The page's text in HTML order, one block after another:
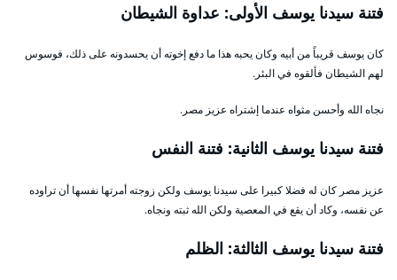
فتنة سيدنا يوسف الأولى: عداوة الشيطان
كان يوسف قريباً من أبيه وكان يحبه هذا ما دفع إخوته أن يحسدونه على ذلك، فوسوس
لهم الشيطان فألقوه في البئر.
نجاه الله وأحسن مثواه عندما إشتراه عزيز مصر.
فتنة سيدنا يوسف الثانية: فتنة النفس
عزيز مصر كان له فضلا كبيرا على سيدنا يوسف ولكن زوجته أمرتها نفسها أن تراوده
عن نفسه، وكاد أن يقع في المعصية ولكن الله ثبته ونجاه.
فتنة سيدنا يوسف الثالثة: الظلم